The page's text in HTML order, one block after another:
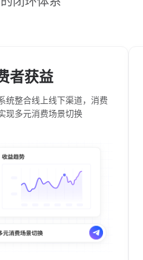
者获益
统整合线上线下渠道，消费
现多元消费场景切换